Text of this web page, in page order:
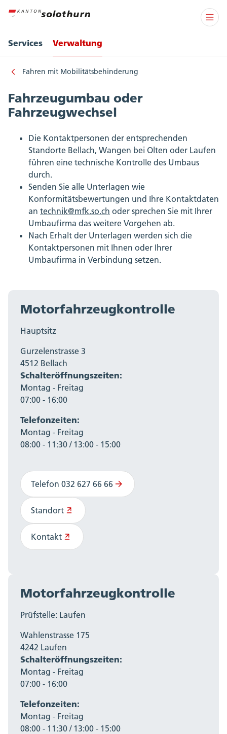
Services Verwaltung
Fahren mit Mobilitätsbehinderung
Fahrzeugumbau oder
Fahrzeugwechsel
Die Kontaktpersonen der entsprechenden
Standorte Bellach, Wangen bei Olten oder Laufen
führen eine technische Kontrolle des Umbaus
durch.
Senden Sie alle Unterlagen wie
Konformitätsbewertungen und Ihre Kontaktdaten
an technik@mfk.so.ch oder sprechen Sie mit Ihrer
Umbaufirma das weitere Vorgehen ab.
Nach Erhalt der Unterlagen werden sich die
Kontaktpersonen mit Ihnen oder Ihrer
Umbaufirma in Verbindung setzen.
Motorfahrzeugkontrolle
Hauptsitz
Gurzelenstrasse 3
4512 Bellach
Schalteröffnungszeiten:
Montag - Freitag
07:00 - 16:00
Telefonzeiten:
Montag - Freitag
08:00 - 11:30 / 13:00 - 15:00
Telefon 032 627 66 66
Standort
Kontakt
Motorfahrzeugkontrolle
Prüfstelle: Laufen
Wahlenstrasse 175
4242 Laufen
Schalteröffnungszeiten:
Montag - Freitag
07:00 - 16:00
Telefonzeiten:
Montag - Freitag
08:00 - 11:30 / 13:00 - 15:00